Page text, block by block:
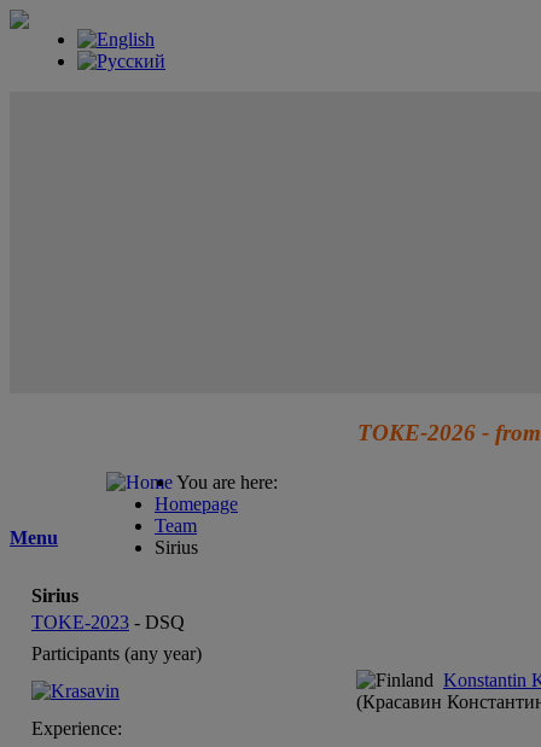
TOKE-2026 -
Menu
You are here:
Homepage
Team
Sirius
Sirius
TOKE-2023 - DSQ
Participants (any year)
Konstantin
(Красавин
Experience: